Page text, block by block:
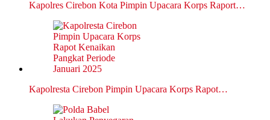
Kapolres Cirebon Kota Pimpin Upacara Korps Raport…
Kapolresta Cirebon Pimpin Upacara Korps Rapot…